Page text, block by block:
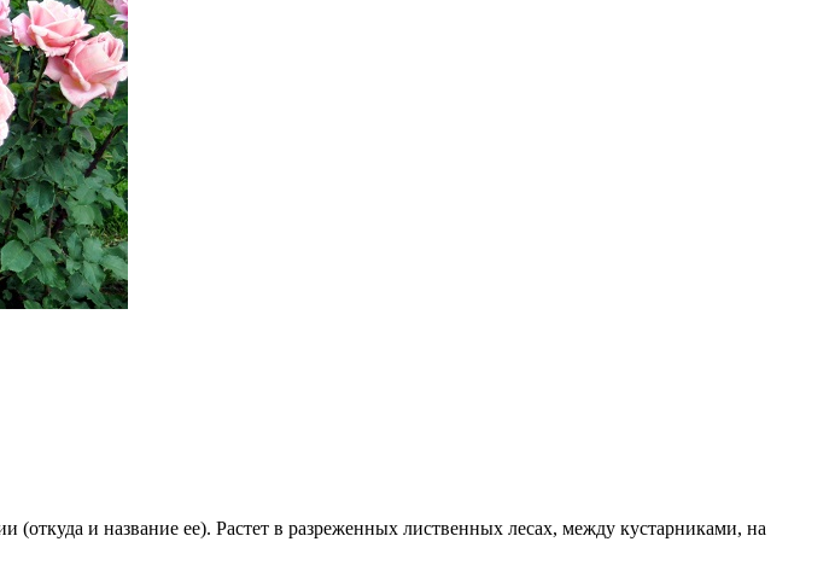
и название ее). Растет в разреженных лиственных лесах, между кустарниками, на